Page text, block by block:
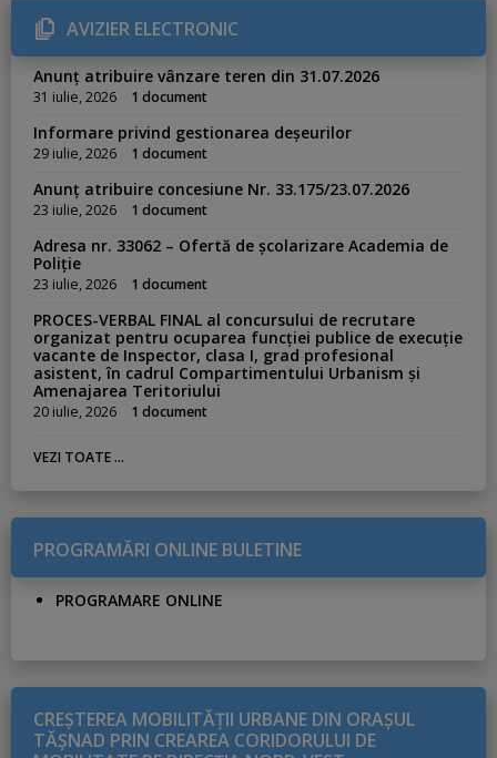
r
i
e
s
AVIZIER ELECTRONIC
Anunț atribuire vânzare teren din 31.07.2026
31 iulie, 2026 1 document
Informare privind gestionarea deșeurilor
29 iulie, 2026 1 document
Anunț atribuire concesiune Nr. 33.175/23.07.2026
23 iulie, 2026 1 document
Adresa nr. 33062 – Ofertă de școlarizare Academia de
Poliție
23 iulie, 2026 1 document
PROCES-VERBAL FINAL al concursului de recrutare
organizat pentru ocuparea funcției publice de execuție
vacante de Inspector, clasa I, grad profesional
asistent, în cadrul Compartimentului Urbanism și
Amenajarea Teritoriului
20 iulie, 2026 1 document
VEZI TOATE ...
PROGRAMĂRI ONLINE BULETINE
PROGRAMARE ONLINE
CREŞTEREA MOBILITĂŢII URBANE DIN ORAŞUL
TĂŞNAD PRIN CREAREA CORIDORULUI DE